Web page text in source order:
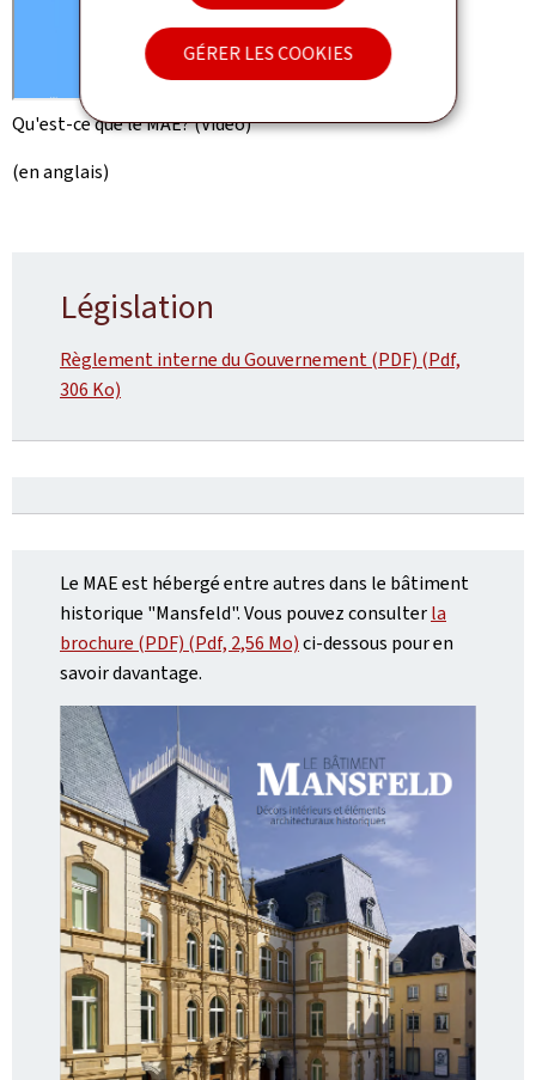
GÉRER LES COOKIES
Qu'est-ce que le MAE? (Vidéo)
(en anglais)
Législation
Règlement interne du Gouvernement (PDF) (Pdf,
306 Ko)
Le MAE est hébergé entre autres dans le bâtiment
historique "Mansfeld". Vous pouvez consulterla
brochure (PDF) (Pdf, 2,56 Mo)ci-dessous pour en
savoir davantage.